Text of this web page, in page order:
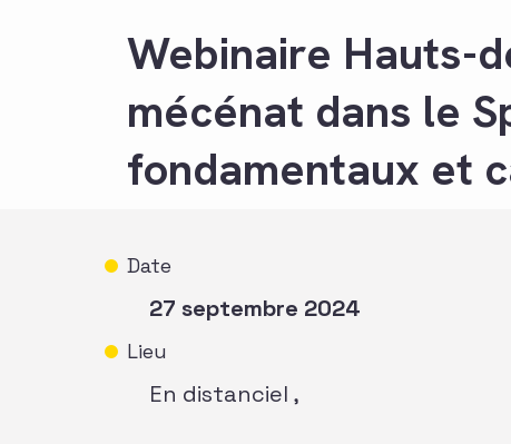
Webinaire Hauts-
mécénat dans le
fondamentaux et
Date
27 septembre 2024
Lieu
En distanciel ,